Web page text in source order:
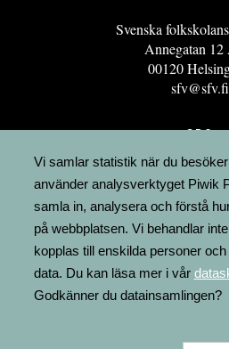
Svenska
Annegatan 12
00120
sfv@sfv.fi
GRO
Vi samlar statistik när du
använder analysverktyget Piwik
samla in, analysera och förstå
på webbplatsen. Vi behandlar
kopplas till enskilda personer
data. Du kan läsa mer i vår
Godkänner du datainsamlingen?